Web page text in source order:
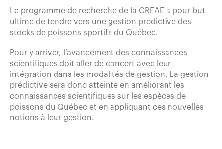
Le programme de recherche de la CREAE a pour but
ultime de tendre vers une gestion prédictive des
stocks de poissons sportifs du Québec.
Pour y arriver, l’avancement des connaissances
scientifiques doit aller de concert avec l eur
intégration dans les modalités de gestion. La gestion
prédictive sera donc atteinte en améliorant les
connaissances scientifiques sur les espèces de
poissons du Québec et en appliquant ces nouvelles
notions à leur gestion.